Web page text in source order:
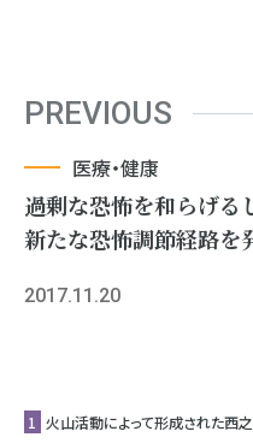
PREVIOUS
医療・健康
過剰な恐怖を和らげる
新たな恐怖調節経路
2017.11.20
1 ⽕⼭活動によって形成された⻄